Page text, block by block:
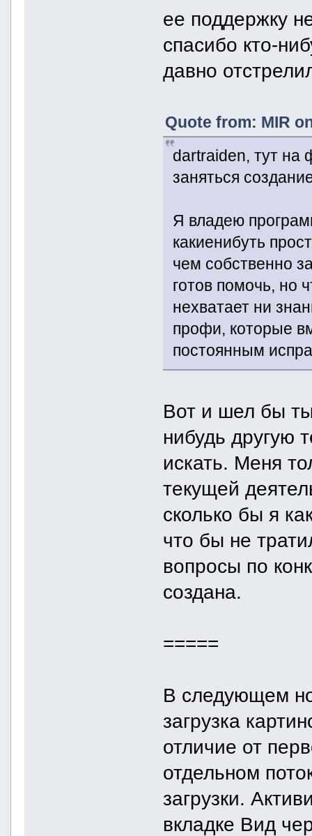
ее поддержку
спасибо кто-
давно
Quote from: MIR
dartraiden, тут на
заняться
Я владею
какиенибуть
чем собственно
готов помочь, но
нехватает ни
профи, которые
постоянным
Вот и шел бы
нибудь другую
искать. Меня
текущей
сколько бы я
что бы не
вопросы по
создана.
=====
В следующем
загрузка
отличие от
отдельном
загрузки.
вкладке Вид